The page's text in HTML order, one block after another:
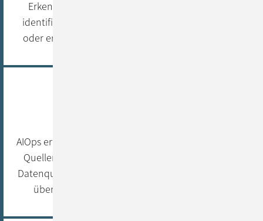
Erkennung. Abweichende Werte werden schnell
identifiziert. Das System gibt eine Warnung heraus
oder ergreift selbstständig Korrekturmaßnahmen.
AIOps erfasst und korreliert Daten aus verschiedenen
Quellen automatisch. Die Zusammenführung von
Datenquellen ermöglicht eine Erkenntnisgewinnung
über den Gesamtzustand Ihrer IT-Umgebung.